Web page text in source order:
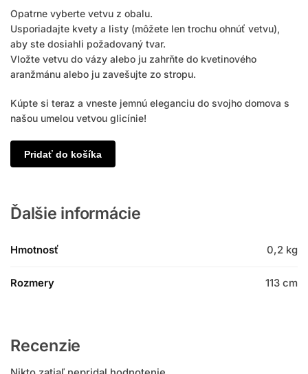
Opatrne vyberte vetvu z obalu.
Usporiadajte kvety a listy (môžete len trochu ohnúť vetvu),
aby ste dosiahli požadovaný tvar.
Vložte vetvu do vázy alebo ju zahrňte do kvetinového
aranžmánu alebo ju zavešujte zo stropu.
Kúpte si teraz a vneste jemnú eleganciu do svojho domova s
našou umelou vetvou glicínie!
Pridať do košíka
Ďalšie informácie
Hmotnosť 0,2 kg
Rozmery 113 cm
Recenzie